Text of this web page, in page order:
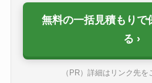
無料の一括見積もりで
る
（PR）詳細はリンク先